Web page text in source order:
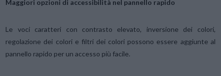
Maggiori opzioni di accessibilità nel pannello rapido
Le voci caratteri con contrasto elevato, inversione dei colori,
regolazione dei colori e filtri dei colori possono essere aggiunte al
pannello rapido per un accesso più facile.